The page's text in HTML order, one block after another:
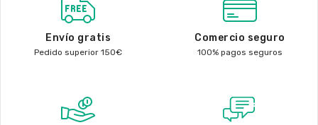
Envío gratis
Pedido superior 150€
Comercio seguro
100% pagos seguros